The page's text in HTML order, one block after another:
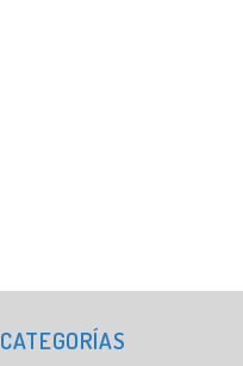
CATEGORÍAS